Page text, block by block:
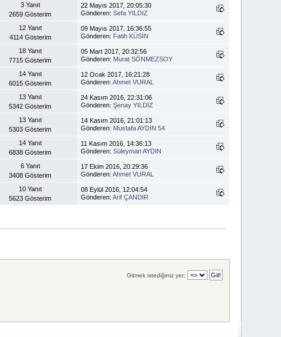
3 Yanıt
2659 Gösterim
22 Mayıs 2017, 20:05:30
Gönderen:Sefa YILDIZ
12 Yanıt
4114 Gösterim
09 Mayıs 2017, 16:36:55
Gönderen: Fatih KÜSİN
18 Yanıt
7715 Gösterim
05 Mart 2017, 20:32:56
Gönderen: Murat SÖNMEZSOY
14 Yanıt
6015 Gösterim
12 Ocak 2017, 16:21:28
Gönderen:Ahmet VURAL
13 Yanıt
5342 Gösterim
24 Kasım 2016, 22:31:06
Gönderen:Şenay YILDIZ
13 Yanıt
5303 Gösterim
14 Kasım 2016, 21:01:13
Gönderen: Mustafa AYDIN 54
14 Yanıt
6838 Gösterim
11 Kasım 2016, 14:36:13
Gönderen:Süleyman AYDIN
6 Yanıt
3408 Gösterim
17 Ekim 2016, 20:29:36
Gönderen:Ahmet VURAL
10 Yanıt
5623 Gösterim
08 Eylül 2016, 12:04:54
Gönderen:Arif ÇANDIR
Gitmek istediğiniz yer: